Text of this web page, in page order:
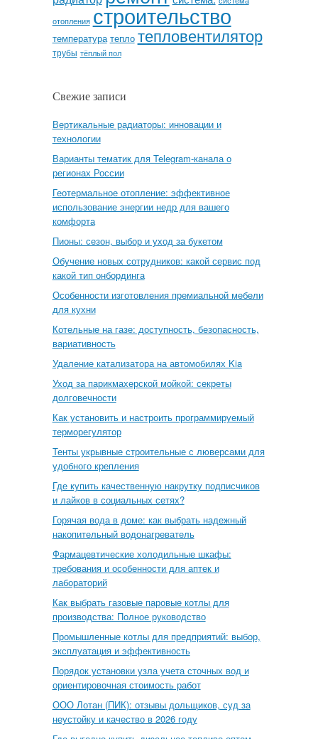
отопления строительство
температура тепло тепловентилятор
трубы тёплый пол
Свежие записи
Вертикальные радиаторы: инновации и
технологии
Варианты тематик для Telegram-канала о
регионах России
Геотермальное отопление: эффективное
использование энергии недр для вашего
комфорта
Пионы: сезон, выбор и уход за букетом
Обучение новых сотрудников: какой сервис под
какой тип онбординга
Особенности изготовления премиальной мебели
для кухни
Котельные на газе: доступность, безопасность,
вариативность
Удаление катализатора на автомобилях Kia
Уход за парикмахерской мойкой: секреты
долговечности
Как установить и настроить программируемый
терморегулятор
Тенты укрывные строительные с люверсами для
удобного крепления
Где купить качественную накрутку подписчиков
и лайков в социальных сетях?
Горячая вода в доме: как выбрать надежный
накопительный водонагреватель
Фармацевтические холодильные шкафы:
требования и особенности для аптек и
лабораторий
Как выбрать газовые паровые котлы для
производства: Полное руководство
Промышленные котлы для предприятий: выбор,
эксплуатация и эффективность
Порядок установки узла учета сточных вод и
ориентировочная стоимость работ
ООО Лотан (ПИК): отзывы дольщиков, суд за
неустойку и качество в 2026 году